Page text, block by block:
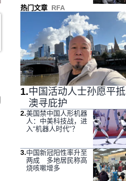
热门文章 RFA
1.中国活动人士孙愿平抵
澳寻庇护
2.美国禁中国人形机器
人：中美科技战，进
入“机器人时代”？
3.中国新冠阳性率升至
两成 多地居民称高
烧咳嗽增多